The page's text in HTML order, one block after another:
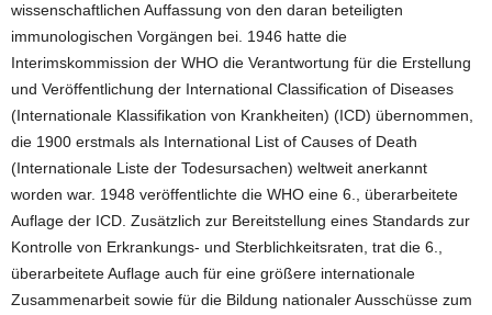
wissenschaftlichen Auffassung von den daran beteiligten
immunologischen Vorgängen bei. 1946 hatte die
Interimskommission der WHO die Verantwortung für die Erstellung
und Veröffentlichung der International Classification of Diseases
(Internationale Klassifikation von Krankheiten) (ICD) übernommen,
die 1900 erstmals als International List of Causes of Death
(Internationale Liste der Todesursachen) weltweit anerkannt
worden war. 1948 veröffentlichte die WHO eine 6., überarbeitete
Auflage der ICD. Zusätzlich zur Bereitstellung eines Standards zur
Kontrolle von Erkrankungs- und Sterblichkeitsraten, trat die 6.,
überarbeitete Auflage auch für eine größere internationale
Zusammenarbeit sowie für die Bildung nationaler Ausschüsse zum